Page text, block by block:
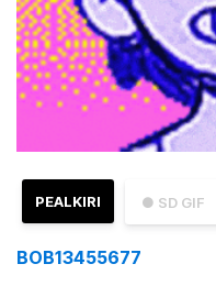
● SD GIF
PEALKIRI
BOB13455677